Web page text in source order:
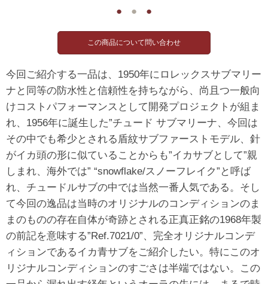
● ● ●
今回ご紹介する一品は、1950年にロレックスサブマリー
ナと同等の防水性と信頼性を持ちながら、尚且つ一般向
けコストパフォーマンスとして開発プロジェクトが組ま
れ、1956年に誕生した”チュード サブマリーナ、今回は
その中でも希少とされる盾紋サブファーストモデル、針
がイカ頭の形に似ていることからも”イカサブとして”親
しまれ、海外では” “snowflake/スノーフレイク”と呼ば
れ、チュードルサブの中では当然一番人気である。そし
て今回の逸品は当時のオリジナルのコンディションのま
まのものの存在自体が奇跡とされる正真正銘の1968年製
の前記を意味する”Ref.7021/0”、完全オリジナルコンデ
ィションであるイカ青サブをご紹介したい。特にこのオ
リジナルコンディションのすごさは半端ではない。この